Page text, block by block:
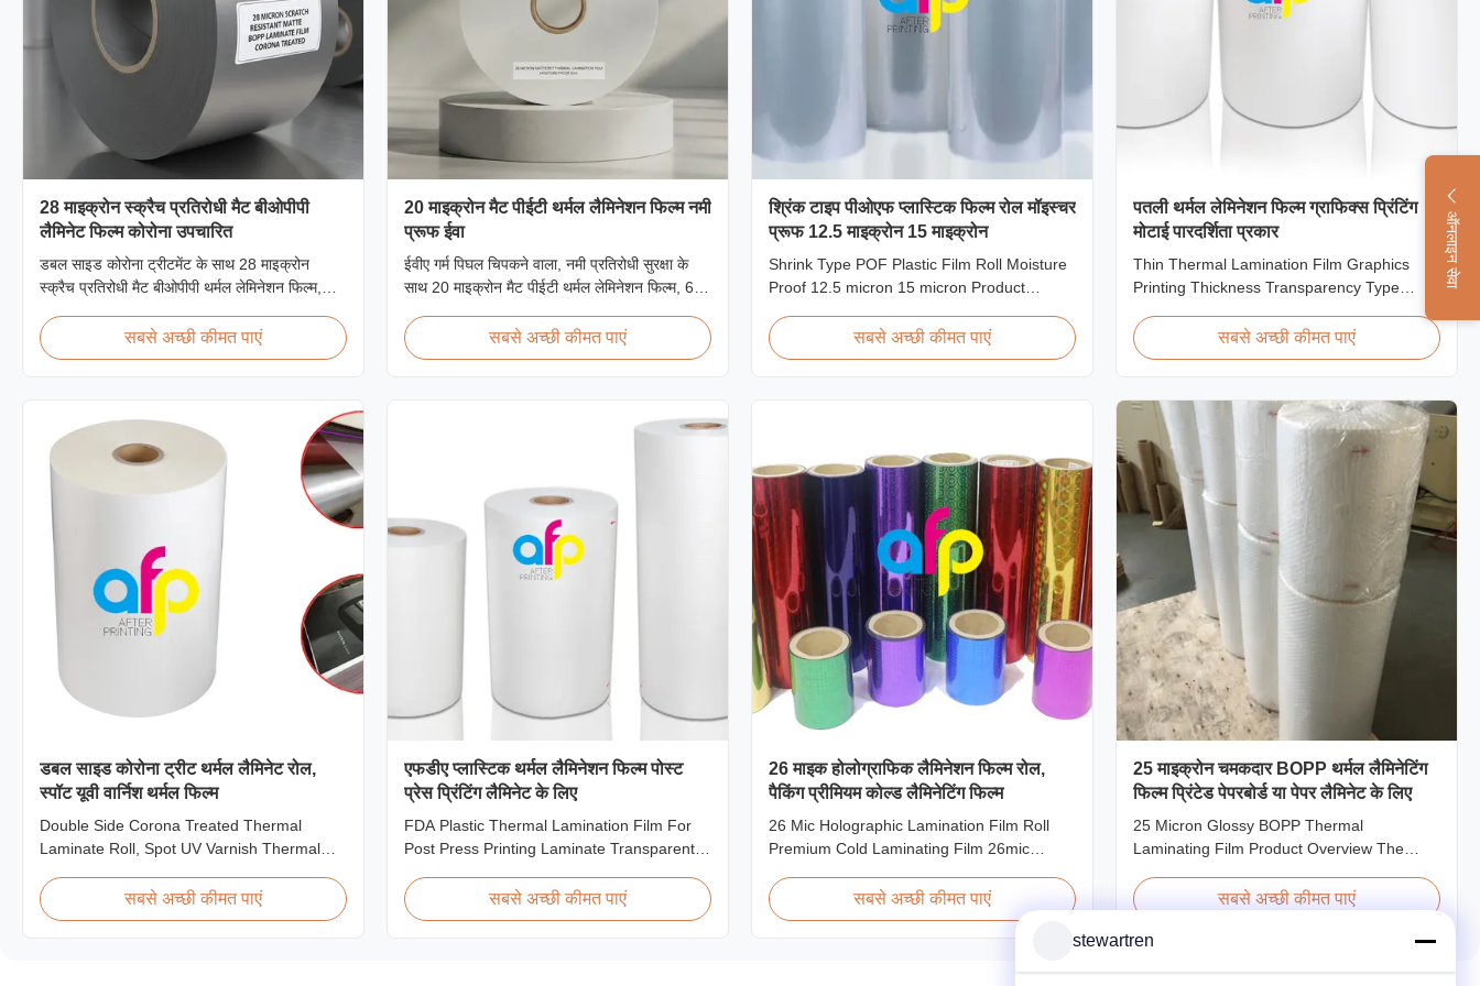
ऑनलाइन सेवा
28 माइक्रोन स्क्रैच प्रतिरोधी मैट बीओपीपी
लैमिनेट फिल्म कोरोना उपचारित
डबल साइड कोरोना ट्रीटमेंट के साथ 28 माइक्रोन
स्क्रैच प्रतिरोधी मैट बीओपीपी थर्मल लेमिनेशन फिल्म,
पेंसिल कठोरता, बेहतर घर्षण प्रतिरोध के साथ औद्योगिक
पोस्ट-प्रेस लेमिनेशन के लिए डिज़ाइन किया गया।
सबसे अच्छी कीमत पाएं
20 माइक्रोन मैट पीईटी थर्मल लैमिनेशन फिल्म नमी
प्रूफ ईवा
ईवीए गर्म पिघल चिपकने वाला, नमी प्रतिरोधी सुरक्षा के
साथ 20 माइक्रोन मैट पीईटी थर्मल लेमिनेशन फिल्म, 60
के लिए उपयुक्त है।सबसे अच्छी कीमत पाएं
श्रिंक टाइप पीओएफ प्लास्टिक फिल्म रोल मॉइस्चर
प्रूफ 12.5 माइक्रोन 15 माइक्रोन
Shrink Type POF Plastic Film Roll Moisture
Proof 12.5 micron 15 micron Product
Film is the most widely used shrink
packaging material due to being cost-
सबसे अच्छी कीमत पाएं
पतली थर्मल लेमिनेशन फिल्म ग्राफिक्स प्रिंटिंग
मोटाई पारदर्शिता प्रकार
Thin Thermal Lamination Film Graphics
Printing Thickness Transparency Type
thermal lamination film designed for printing
graphics laminating thickness applications.
printed materials with superior gloss,
elegant appearance...
सबसे अच्छी कीमत पाएं
डबल साइड कोरोना ट्रीट थर्मल लैमिनेट रोल,
स्पॉट यूवी वार्निश थर्मल फिल्म
Double Side Corona Treated Thermal
Laminate Roll, Spot UV Varnish Thermal
Corona Treated Thermal Lamination Film,
specially designed for optimal performance
सबसे अच्छी कीमत पाएं
एफडीए प्लास्टिक थर्मल लैमिनेशन फिल्म पोस्ट
प्रेस प्रिंटिंग लैमिनेट के लिए
FDA Plastic Thermal Lamination Film For
Post Press Printing Laminate Transparent
Post-press Printing Laminate BOPP
Thermal Lamination Film Parameter
सबसे अच्छी कीमत पाएं
26 माइक होलोग्राफिक लैमिनेशन फिल्म रोल,
पैकिंग प्रीमियम कोल्ड लैमिनेटिंग फिल्म
26 Mic Holographic Lamination Film Roll
Premium Cold Laminating Film 26mic
Film Holographic Thermal Laminating Film
Base Film BOPP PET 18 micron 18 micron
सबसे अच्छी कीमत पाएं
25 माइक्रोन चमकदार BOPP थर्मल लैमिनेटिंग
फिल्म प्रिंटेड पेपरबोर्ड या पेपर लैमिनेट के लिए
25 Micron Glossy BOPP Thermal
Laminating Film Product Overview The
exceptional softness for easy handling and
preserves the visibility of printed materials
सबसे अच्छी कीमत पाएं
stewartren